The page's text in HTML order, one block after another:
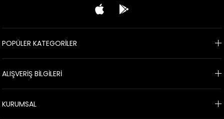
POPÜLER KATEGORİLER
ALIŞVERİŞ BİLGİLERİ
KURUMSAL